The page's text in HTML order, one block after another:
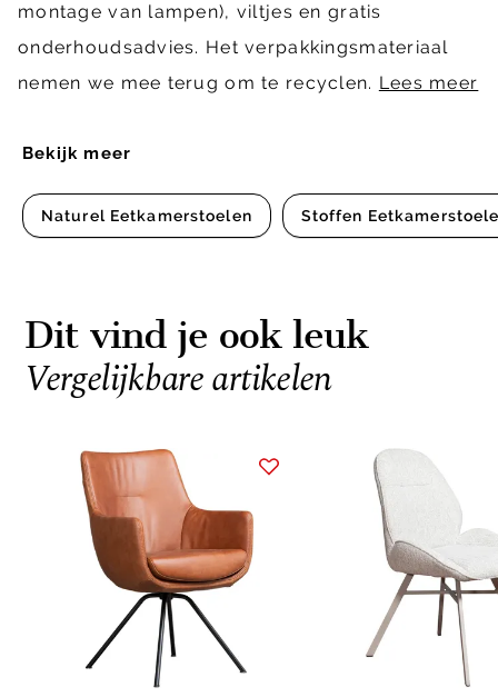
Bekijk meer
Naturel Eetkamerstoelen Stoffen
montage van lampen), viltjes en gratis
onderhoudsadvies. Het verpakkingsmateriaal
nemen we mee terug om te recyclen. Lees meer
Dit vind je ook leuk
Vergelijkbare artikelen